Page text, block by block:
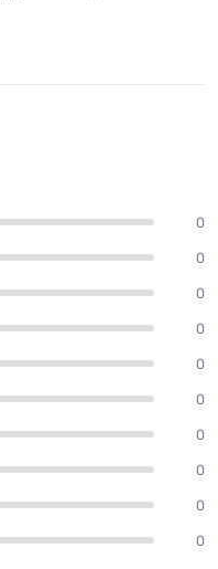
0
0
0
0
0
0
0
0
0
0